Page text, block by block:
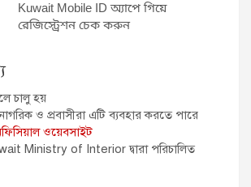
Kuwait Mobile ID অ্যাপে গিয়ে
রেজিস্ট্রেশন চেক করুন
চালু হয়
ও প্রবাসীরা এটি ব্যবহার করতে পারে
ওয়েবসাইট
Ministry of Interior দ্বারা পরিচালিত